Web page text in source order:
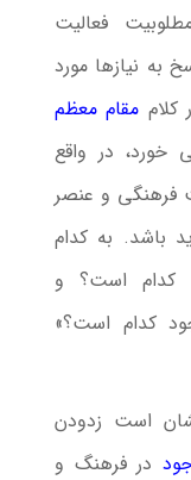
فعالیت
به نیازها مورد
مقام معظم
در واقع
فرهنگی و عنصر
باشد. به كدام
كدام است؟ و
كدام است؟»
است زدودن
در فرهنگ و